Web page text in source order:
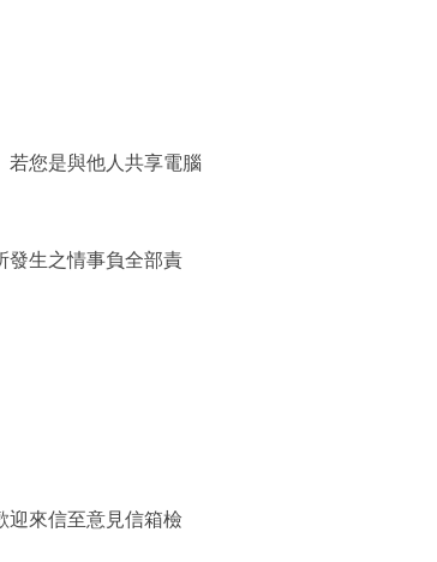
若您是與他人共享電腦
發生之情事負全部責
迎來信至意見信箱檢